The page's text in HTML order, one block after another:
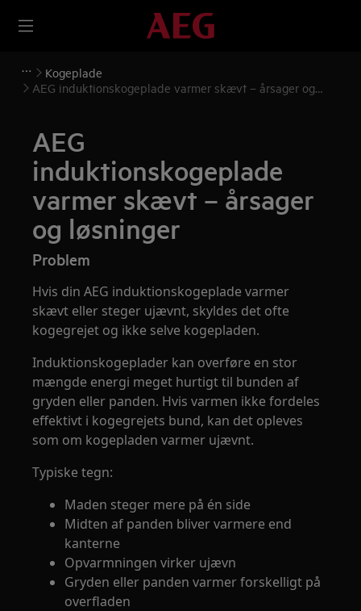
Kogeplade
AEG induktionskogeplade varmer skævt – årsager og
AEG
induktionskogeplade
varmer skævt – årsager
og løsninger
Problem
Hvis din AEG induktionskogeplade varmer
skævt eller steger ujævnt, skyldes det ofte
kogegrejet og ikke selve kogepladen.
Induktionskogeplader kan overføre en stor
mængde energi meget hurtigt til bunden af
gryden eller panden. Hvis varmen ikke fordeles
effektivt i kogegrejets bund, kan det opleves
som om kogepladen varmer ujævnt.
Typiske tegn:
Maden steger mere på én side
Midten af panden bliver varmere end
kanterne
Opvarmningen virker ujævn
Gryden eller panden varmer forskelligt på
overfladen